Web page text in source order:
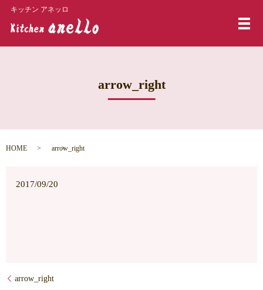
キッチン アネッロ
メ
arrow_right
HOME arrow_right
2017/09/20
arrow_right